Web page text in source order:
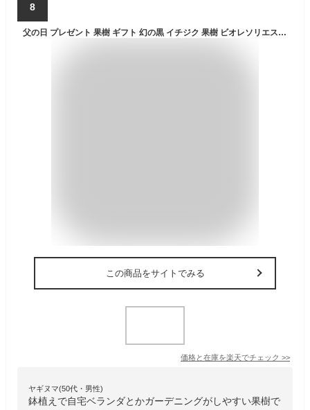
8
父の日 プレゼント 果樹 ギフト 幻の黒 イチジク 果樹 ビオレソリエス 実なし 1鉢 6号 鉢植え【父の日期間6月16日〜6月21日 地域限定送料無料】ヴィオレット・ドゥ・ソリエ 珍しい 60代 70代 80代 鉢 義父 父 お父さん 木 いちじく 無花果 お祝い 贈り物 花 2026fd
この商品をサイトでみる
価格と在庫を楽天でチェック >>
ヤギヌマ(50代・男性)
鉢植えで自宅ベランダとかガーデニングがしやすい果樹で